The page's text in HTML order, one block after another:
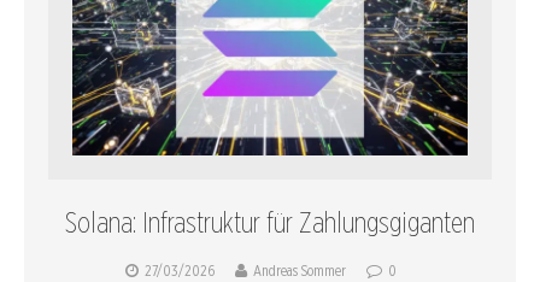
Solana: Infrastruktur für Zahlungsgiganten
27/03/2026 Andreas Sommer 0